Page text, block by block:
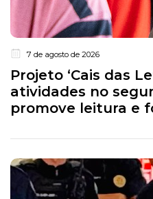
7 de agosto de 2026
Projeto ‘Cais das
atividades no
promove leitura e